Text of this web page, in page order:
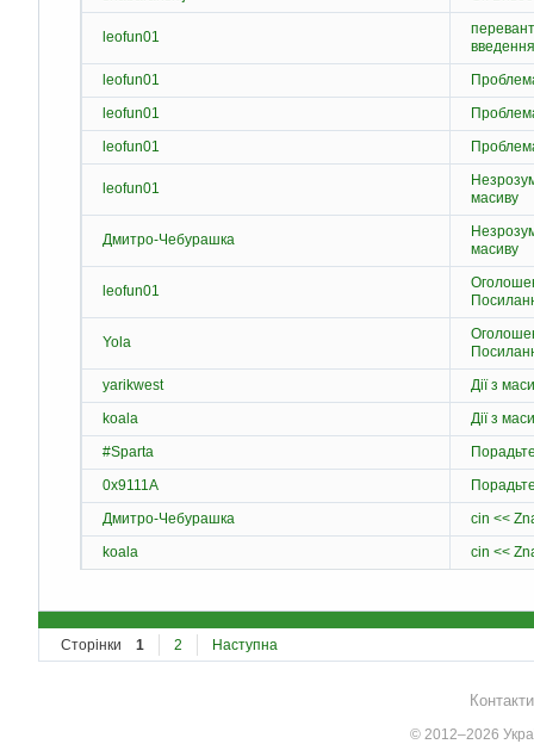
leofun01
leofun01
leofun01
leofun01
leofun01
масиву
Дмитро-Чебурашка
масиву
leofun01
Yola
yarikwest
Дії з
koala
Дії з
#Sparta
0x9111A
Дмитро-Чебурашка
koala
Сторінки 1 2 Наступна
© 2012–2026